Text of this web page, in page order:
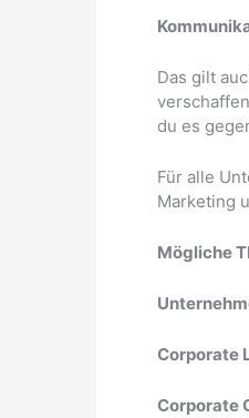
Das gilt
du es
Für alle
Marketing
Mögliche
Corporate
Corporate